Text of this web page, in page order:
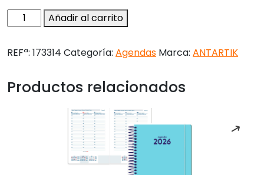
Agenda
espiral
here
now
Añadir al carrito
REFª: 173314 Categoría: Agendas Marca: ANTARTIK
Productos relacionados